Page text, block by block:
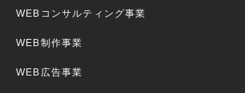
WEBコンサルティング事業
WEB制作事業
WEB広告事業